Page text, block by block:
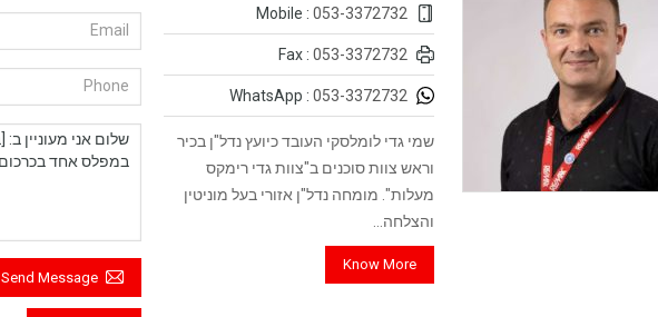
053-3372732
053-3372732
053-3372732
שמי גדי לומלסקי העובד כיועץ נדל"ן בכיר
וראש צוות סוכנים ב"צוות גדי רימקס
מעלות". מומחה נדל"ן אזורי בעל מוניטין
והצלחה…
Know More
Send Message